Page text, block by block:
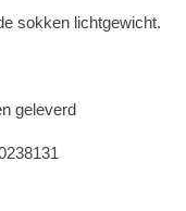
sokken lichtgewicht.
geleverd